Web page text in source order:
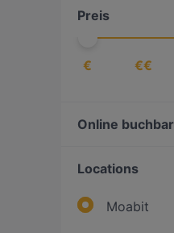
Preis
€ €€
Online buchbar
Locations
Moabit